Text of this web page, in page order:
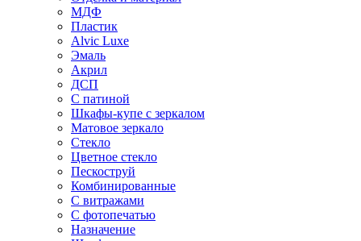
МДФ
Пластик
Alvic Luxe
Эмаль
Акрил
ДСП
С патиной
Шкафы-купе с зеркалом
Матовое зеркало
Стекло
Цветное стекло
Пескоструй
Комбинированные
С витражами
С фотопечатью
Назначение